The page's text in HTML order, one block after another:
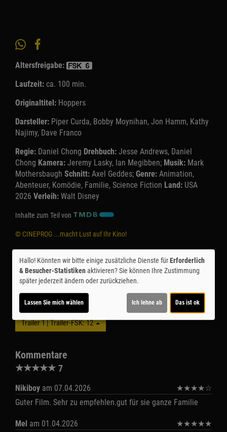
Altersfreigabe:
Laufzeit: ca. 100 min.
Originaltitel: Hoppers
Darsteller: Piper Curda, Bobby Moynihan, Jon Hamm, Kathy
Najimy, Dave Franco
Regie: Daniel Chong Drehbuch: Jesse Andrews, Daniel
Chong Kamera: Jeremy Lasky, Ian Megibben; Musik: Mark
Mothersbaugh Schnitt: Axel Geddes; Genre: Animation,
Abenteuer, Komödie, Familie, Science Fiction Land: USA
2026 Verleih: Walt Disney
Inhalte zum Teil von
© CINEPROG ...macht Lust auf Ihr Kino!
Möchten Sie vonYoutube (Trailer ansehen)bereitgestellte
externe Inhalte laden?
Trailer 1 | Trailer-FSK: 12
Kommentare
★★★★★ 7
Nikiboy am 07.04.2026 ★★★★☆
Guter Film. Sehr zu empfehlen.gut für sie ganze Familie
Mel am 01.04.2026 ★★★★★
Hallo! Könnten wir bitte einige zusätzliche Dienste fürErforderlich
& Besucher-Statistikenaktivieren? Sie können Ihre Zustimmung
später jederzeit ändern oder zurückziehen.
Lassen Sie mich wählen Ich lehne ab Das ist ok